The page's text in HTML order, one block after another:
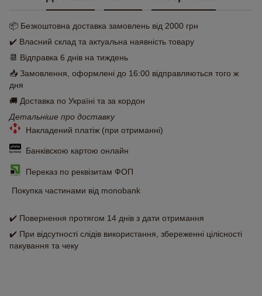
📦 Безкоштовна доставка замовлень від 2000 грн
✔️ Власний склад та актуальна наявність товару
📆 Відправка 6 днів на тиждень
📥 Замовлення, оформлені до 16:00 відправляються того ж
дня
🚚 Доставка по Україні та за кордон
Детальніше про доставку
Накладений платіж (при отриманні)
Банківскою картою онлайн
Переказ по реквізитам ФОП
Покупка частинами від monobank
✔️ Повернення протягом 14 днів з дати отримання
✔️ При відсутності слідів використання, збереженні цілісності
пакування та чеку